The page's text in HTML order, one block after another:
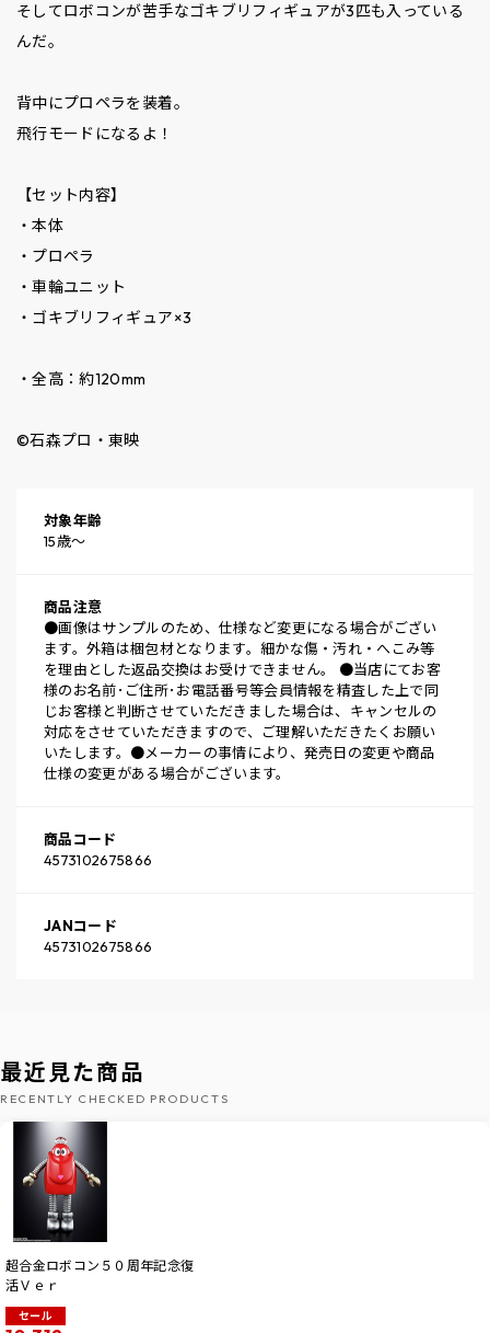
そしてロボコンが苦手なゴキブリフィギュアが3匹も入っている
んだ。
背中にプロペラを装着。
飛行モードになるよ！
【セット内容】
・本体
・プロペラ
・車輪ユニット
・ゴキブリフィギュア×3
・全高：約120mm
©石森プロ・東映
対象年齢
15歳～
商品注意
●画像はサンプルのため、仕様など変更になる場合がござい
ます。外箱は梱包材となります。細かな傷・汚れ・へこみ等
を理由とした返品交換はお受けできません。 ●当店にてお客
様のお名前･ご住所･お電話番号等会員情報を精査した上で同
じお客様と判断させていただきました場合は、キャンセルの
対応をさせていただきますので、ご理解いただきたくお願い
いたします。●メーカーの事情により、発売日の変更や商品
仕様の変更がある場合がございます。
商品コード
4573102675866
JANコード
4573102675866
最近見た商品
RECENTLY CHECKED PRODUCTS
超合金ロボコン５０周年記念復
活Ｖｅｒ
セール